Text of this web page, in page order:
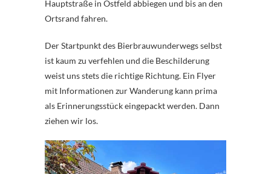
Hauptstraße in Ostfeld abbiegen und bis an den
Ortsrand fahren.
Der Startpunkt des Bierbrauwunderwegs selbst
ist kaum zu verfehlen und die Beschilderung
weist uns stets die richtige Richtung. Ein Flyer
mit Informationen zur Wanderung kann prima
als Erinnerungsstück eingepackt werden. Dann
ziehen wir los.